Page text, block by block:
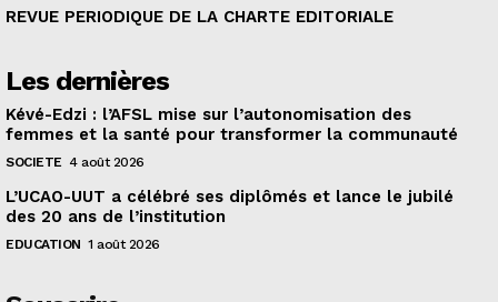
REVUE PERIODIQUE DE LA CHARTE EDITORIALE
Les dernières
Kévé-Edzi : l’AFSL mise sur l’autonomisation des
femmes et la santé pour transformer la communauté
SOCIETE 4 août 2026
L’UCAO-UUT a célébré ses diplômés et lance le jubilé
des 20 ans de l’institution
EDUCATION 1 août 2026